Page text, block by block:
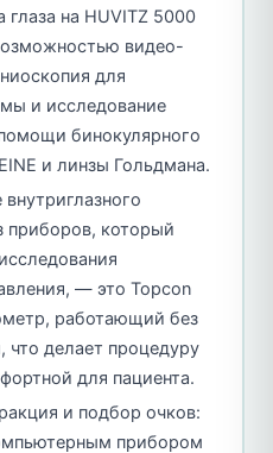
глаза на HUVITZ 5000
видео-
для
и исследование
бинокулярного
и линзы Гольдмана.
приборов, который
— это Topcon
работающий без
что делает процедуру
для пациента.
и подбор очков:
прибором